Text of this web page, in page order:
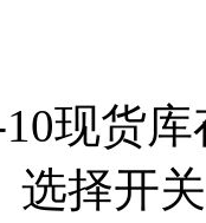
10现货
选择开